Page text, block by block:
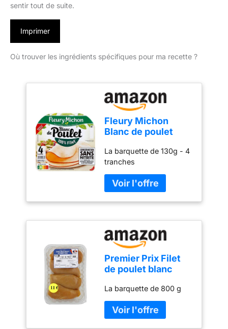
sentir tout de suite.
Imprimer
Où trouver les ingrédients spécifiques pour ma recette ?
Fleury Michon
Blanc de poulet
nitrite - La
barquette de 130g -
4 tranches
La barquette de 130g - 4
tranches
Premier Prix Filet
de poulet blanc
antibiotique - La
barquette de 800 g
La barquette de 800 g